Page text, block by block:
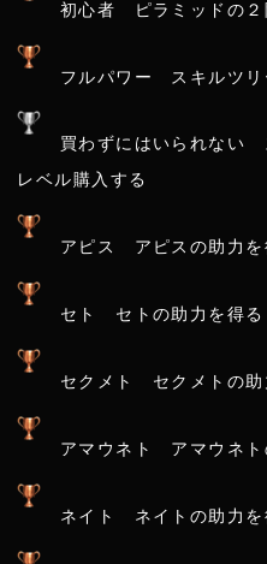
初心者 ピラミッドの２
フルパワー スキルツリ
買わずにはいられない
レベル購入する
アピス アピスの助力を
セト セトの助力を得る
セクメト セクメトの助
アマウネト アマウネト
ネイト ネイトの助力を